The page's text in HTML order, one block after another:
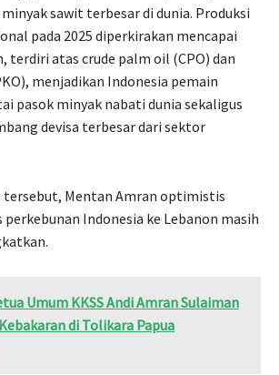
sawit terbesar di dunia. Produksi
pada 2025 diperkirakan mencapai
terdiri atas crude palm oil (CPO) dan
menjadikan Indonesia pemain
pasok minyak nabati dunia sekaligus
devisa terbesar dari sektor
tersebut, Mentan Amran optimistis
Indonesia ke Lebanon masih
Umum KKSS Andi Amran Sulaiman
di Tolikara Papua